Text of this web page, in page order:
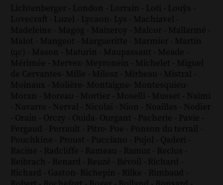
Lichtenberger - London - Lorrain - Loti - Louÿs -
Lovecraft - Luzel - Lycaon- Lys - Machiavel -
Madeleine - Magog - Maizeroy - Malcor - Mallarmé -
Malot - Mangeot - Margueritte - Marmier - Martin
(qc) - Mason - Maturin - Maupassant - Meade -
Mérimée - Mervez- Meyronein - Michelet - Miguel
de Cervantes- Mille - Milosz - Mirbeau - Mistral -
Moinaux - Molière- Montaigne- Montesquieu-
Moran - Moreau - Mortier - Moselli - Musset - Naïmi
- Navarre - Nerval - Nicolaï - Nion - Noailles - Nodier
- Orain - Orczy - Ouida- Ourgant - Pacherie - Pavie -
Pergaud - Perrault - Pitre- Poe - Ponson du terrail -
Pouchkine - Proust - Pucciano - Pujol - Qaderi -
Racine - Radcliffe - Rameau - Ramuz - Reclus -
Reibrach - Renard - Reuzé - Révoil - Richard -
Richard - Gaston- Richepin - Rilke - Rimbaud -